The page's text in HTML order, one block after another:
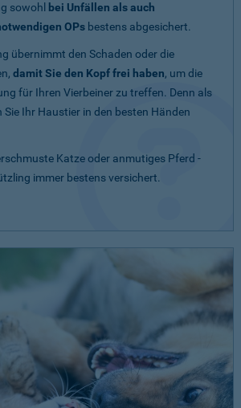
sowohl
bei Unfällen als auch
OPs bestens abgesichert.
übernimmt den Schaden oder die
damit Sie den Kopf frei haben, um die
für Ihren Vierbeiner zu treffen. Denn als
Ihr Haustier in den besten Händen
Katze oder anmutiges Pferd -
immer bestens versichert.